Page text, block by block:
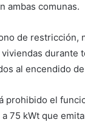
ambas comunas.
de restricción,
durante
al encendido
prohibido el
75 kWt que